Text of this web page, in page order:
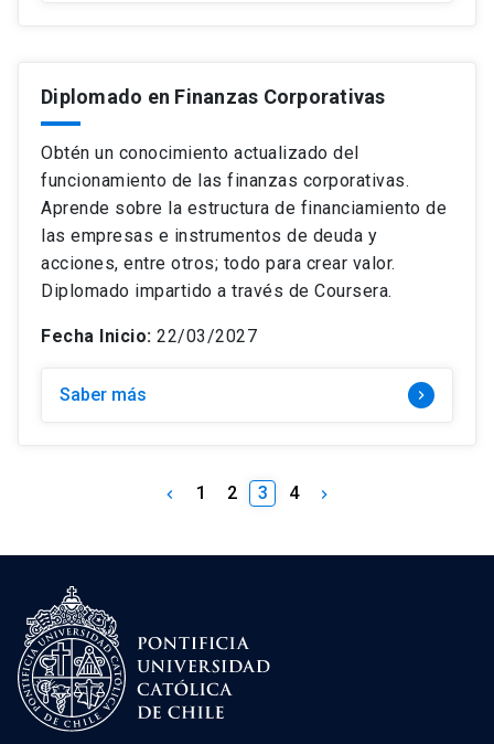
Diplomado en Finanzas Corporativas
Obtén un conocimiento actualizado del
funcionamiento de las finanzas corporativas.
Aprende sobre la estructura de financiamiento de
las empresas e instrumentos de deuda y
acciones, entre otros; todo para crear valor.
Diplomado impartido a través de Coursera.
Fecha Inicio: 22/03/2027
Saber más keyboard_arrow_right
keyboard_arrow_left 1 2 3 4 keyboard_arrow_right